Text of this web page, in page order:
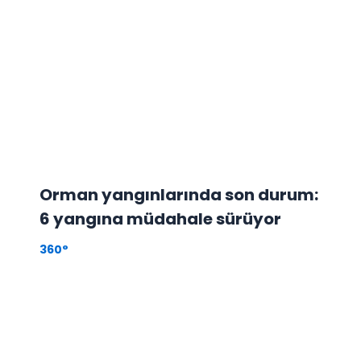
Orman yangınlarında son durum:
6 yangına müdahale sürüyor
360°